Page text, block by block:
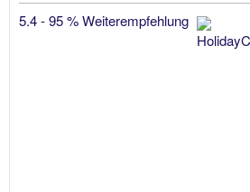
5.4 - 95 % Weiterempfehlung